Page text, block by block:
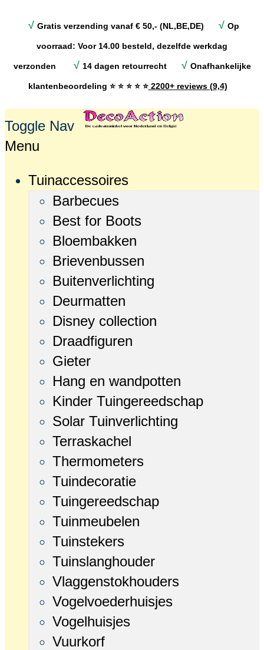
√ Gratis verzending vanaf € 50,- (NL,BE,DE) √ Op
voorraad: Voor 14.00 besteld, dezelfde werkdag
verzonden √ 14 dagen retourrecht √ Onafhankelijke
klantenbeoordeling ⭐ ⭐ ⭐ ⭐ ⭐2200+ reviews (9,4)
Toggle Nav
Menu
Tuinaccessoires
Barbecues
Best for Boots
Bloembakken
Brievenbussen
Buitenverlichting
Deurmatten
Disney collection
Draadfiguren
Gieter
Hang en wandpotten
Kinder Tuingereedschap
Solar Tuinverlichting
Terraskachel
Thermometers
Tuindecoratie
Tuingereedschap
Tuinmeubelen
Tuinstekers
Tuinslanghouder
Vlaggenstokhouders
Vogelvoederhuisjes
Vogelhuisjes
Vuurkorf